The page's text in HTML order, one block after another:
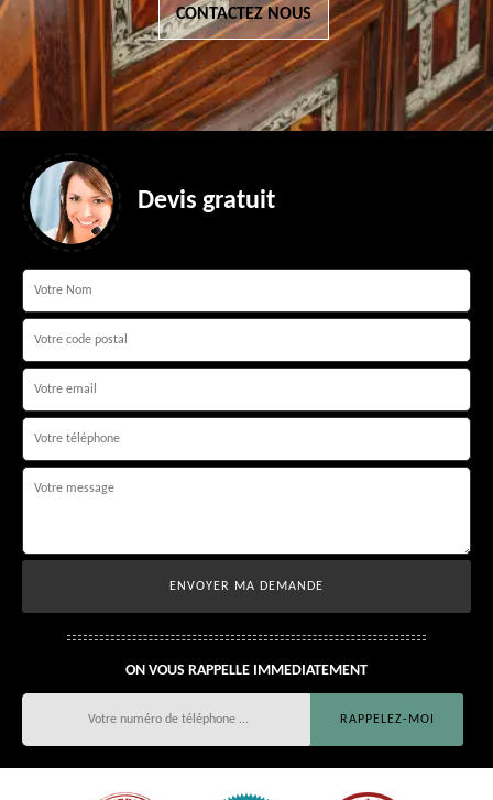
CONTACTEZ NOUS
Devis gratuit
ON VOUS RAPPELLE IMMEDIATEMENT